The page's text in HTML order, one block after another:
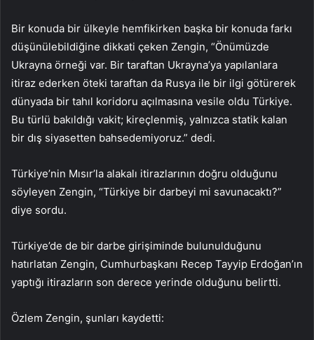
Bir konuda bir ülkeyle hemfikirken başka bir konuda farkı
düşünülebildiğine dikkati çeken Zengin, “Önümüzde
Ukrayna örneği var. Bir taraftan Ukrayna’ya yapılanlara
itiraz ederken öteki taraftan da Rusya ile bir ilgi götürerek
dünyada bir tahıl koridoru açılmasına vesile oldu Türkiye.
Bu türlü bakıldığı vakit; kireçlenmiş, yalnızca statik kalan
bir dış siyasetten bahsedemiyoruz.” dedi.
Türkiye’nin Mısır’la alakalı itirazlarının doğru olduğunu
söyleyen Zengin, “Türkiye bir darbeyi mi savunacaktı?”
diye sordu.
Türkiye’de de bir darbe girişiminde bulunulduğunu
hatırlatan Zengin, Cumhurbaşkanı Recep Tayyip Erdoğan’ın
yaptığı itirazların son derece yerinde olduğunu belirtti.
Özlem Zengin, şunları kaydetti: